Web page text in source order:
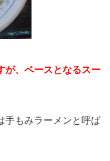
が、ベースとなるスー
手もみラーメンと呼ば